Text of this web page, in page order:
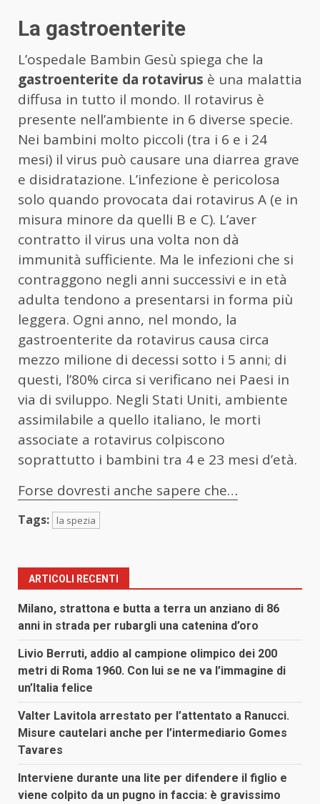
La gastroenterite
L’ospedale Bambin Gesù spiega che la
gastroenterite da rotavirus è una malattia
diffusa in tutto il mondo. Il rotavirus è
presente nell’ambiente in 6 diverse specie.
Nei bambini molto piccoli (tra i 6 e i 24
mesi) il virus può causare una diarrea grave
e disidratazione. L’infezione è pericolosa
solo quando provocata dai rotavirus A (e in
misura minore da quelli B e C). L’aver
contratto il virus una volta non dà
immunità sufficiente. Ma le infezioni che si
contraggono negli anni successivi e in età
adulta tendono a presentarsi in forma più
leggera. Ogni anno, nel mondo, la
gastroenterite da rotavirus causa circa
mezzo milione di decessi sotto i 5 anni; di
questi, l’80% circa si verificano nei Paesi in
via di sviluppo. Negli Stati Uniti, ambiente
assimilabile a quello italiano, le morti
associate a rotavirus colpiscono
soprattutto i bambini tra 4 e 23 mesi d’età.
Forse dovresti anche sapere che…
Tags: la spezia
ARTICOLI RECENTI
Milano, strattona e butta a terra un anziano di 86
anni in strada per rubargli una catenina d’oro
Livio Berruti, addio al campione olimpico dei 200
metri di Roma 1960. Con lui se ne va l’immagine di
un’Italia felice
Valter Lavitola arrestato per l’attentato a Ranucci.
Misure cautelari anche per l’intermediario Gomes
Tavares
Interviene durante una lite per difendere il figlio e
viene colpito da un pugno in faccia: è gravissimo